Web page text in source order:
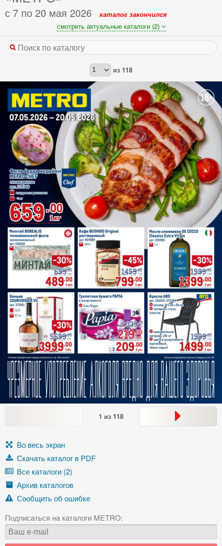
с 7 по 20 мая 2026
каталог закончился
смотреть актуальные каталоги (2)
из 118
1 из 118
Во весь экран
Скачать каталог в PDF
Все каталоги (2)
Архив каталогов
Сообщить об ошибке
Подписаться на каталоги METRO: